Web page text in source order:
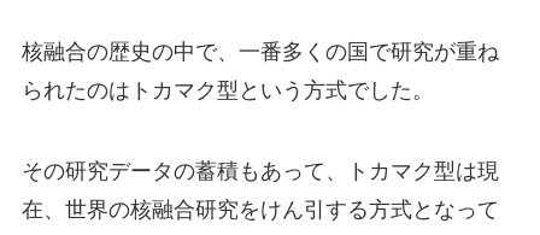
核融合の歴史の中で、一番多くの国で研究が重ね
られたのはトカマク型という方式でした。
その研究データの蓄積もあって、トカマク型は現
在、世界の核融合研究をけん引する方式となって